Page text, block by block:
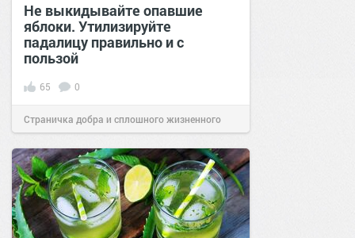
Не выкидывайте опавшие
яблоки. Утилизируйте
падалицу правильно и с
пользой
65 0
Страничка добра и сплошного жизненного
позитива!12:0003 сен 2021